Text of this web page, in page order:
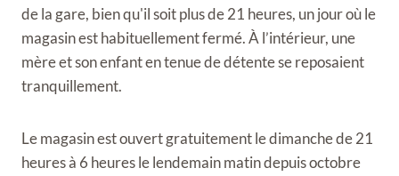
de la gare, bien qu'il soit plus de 21 heures, un jour où le
magasin est habituellement fermé. À l’intérieur, une
mère et son enfant en tenue de détente se reposaient
tranquillement.
Le magasin est ouvert gratuitement le dimanche de 21
heures à 6 heures le lendemain matin depuis octobre